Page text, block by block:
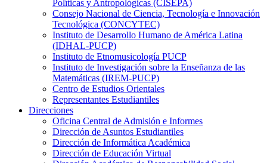
Políticas y Antropológicas (CISEPA)
Consejo Nacional de Ciencia, Tecnología e Innovación
Tecnológica (CONCYTEC)
Instituto de Desarrollo Humano de América Latina
(IDHAL-PUCP)
Instituto de Etnomusicología PUCP
Instituto de Investigación sobre la Enseñanza de las
Matemáticas (IREM-PUCP)
Centro de Estudios Orientales
Representantes Estudiantiles
Direcciones
Oficina Central de Admisión e Informes
Dirección de Asuntos Estudiantiles
Dirección de Informática Académica
Dirección de Educación Virtual